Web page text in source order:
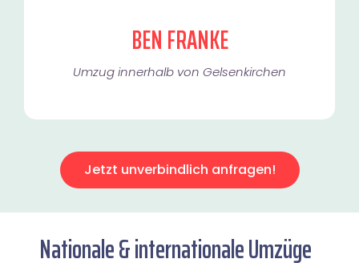
BEN FRANKE
Umzug innerhalb von Gelsenkirchen​
Jetzt unverbindlich anfragen!
Nationale & internationale Umzüge